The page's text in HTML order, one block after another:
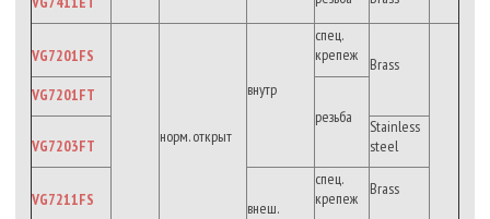
VG7201FS
норм. открыт
внутр
спец.
крепеж
Brass
VG7201FT
резьба
VG7203FT
Stainless
steel
VG7211FS внеш.
спец.
крепеж
Brass